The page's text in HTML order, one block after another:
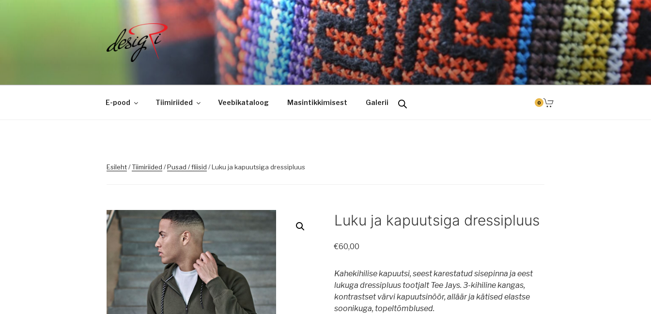
Masintikkimine, tiimiriided, logo riietele tikkimine, kodukoha pusad, personaliseeritud kingitused
E-pood Tiimiriided Veebikataloog Masintikkimisest Galerii 0
Esileht/Tiimiriided /Pusad / fliisid / Luku ja kapuutsiga dressipluus
Luku ja kapuutsiga dressipluus
€60,00
Kahekihilise kapuutsi, seest karestatud sisepinna ja eest
lukuga dressipluus tootjalt Tee Jays. 3-kihiline kangas,
kontrastset värvi kapuutsinöör, alläär ja kätised elastse
soonikuga, topeltõmblused.